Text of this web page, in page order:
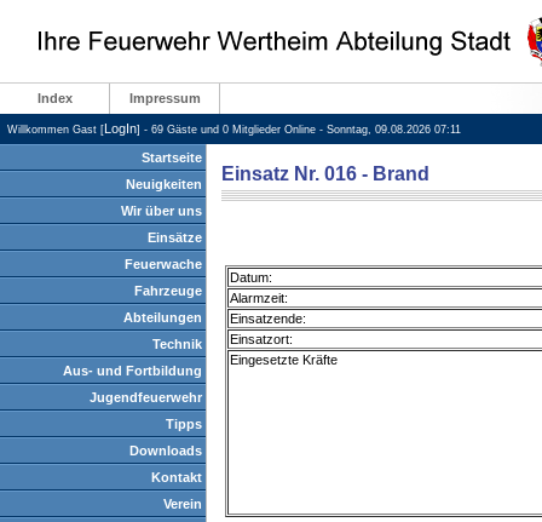
Index Impressum
Willkommen Gast [LogIn] - 69 Gäste und 0 Mitglieder Online - Sonntag, 09.08.2026 07:11
Startseite
Neuigkeiten
Wir über uns
Einsätze
Feuerwache
Fahrzeuge
Abteilungen
Technik
Aus- und Fortbildung
Jugendfeuerwehr
Tipps
Downloads
Kontakt
Verein
Einsatz Nr. 016 - Brand
Datum:
Alarmzeit:
Einsatzende:
Einsatzort:
Eingesetzte Kräfte